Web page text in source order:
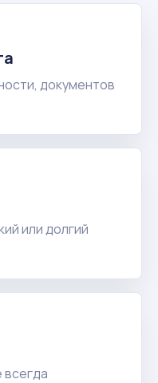
документов
или долгий